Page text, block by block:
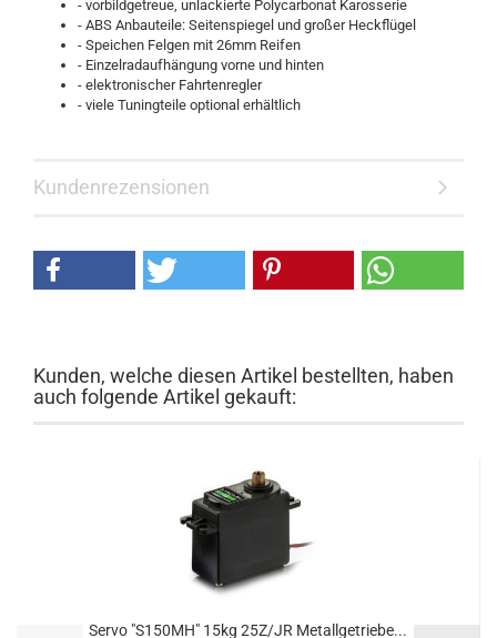
- vorbildgetreue, unlackierte Polycarbonat Karosserie
- ABS Anbauteile: Seitenspiegel und großer Heckflügel
- Speichen Felgen mit 26mm Reifen
- Einzelradaufhängung vorne und hinten
- elektronischer Fahrtenregler
- viele Tuningteile optional erhältlich
Kundenrezensionen
Kunden, welche diesen Artikel bestellten, haben
auch folgende Artikel gekauft:
Servo "S150MH" 15kg 25Z/JR Metallgetriebe...